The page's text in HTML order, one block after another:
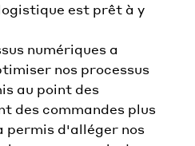
est prêt à y
numériques a
nos processus
au point des
des commandes plus
permis d'alléger nos